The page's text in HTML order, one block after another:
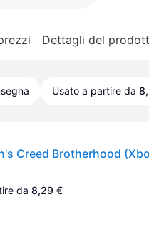
Dettagli del
Usato a partire da
Creed Brotherhood
da 8,29 €